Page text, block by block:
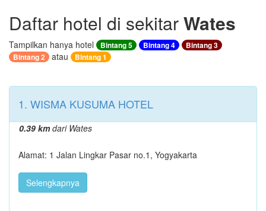
Daftar hotel di sekitarWates
Tampilkan hanya hotel Bintang 5 Bintang 4
Bintang 3
Bintang 2
atau Bintang 1
1. WISMA KUSUMA HOTEL
0.39 kmdari Wates
Alamat: 1 Jalan Lingkar Pasar no.1, Yogyakarta
Selengkapnya